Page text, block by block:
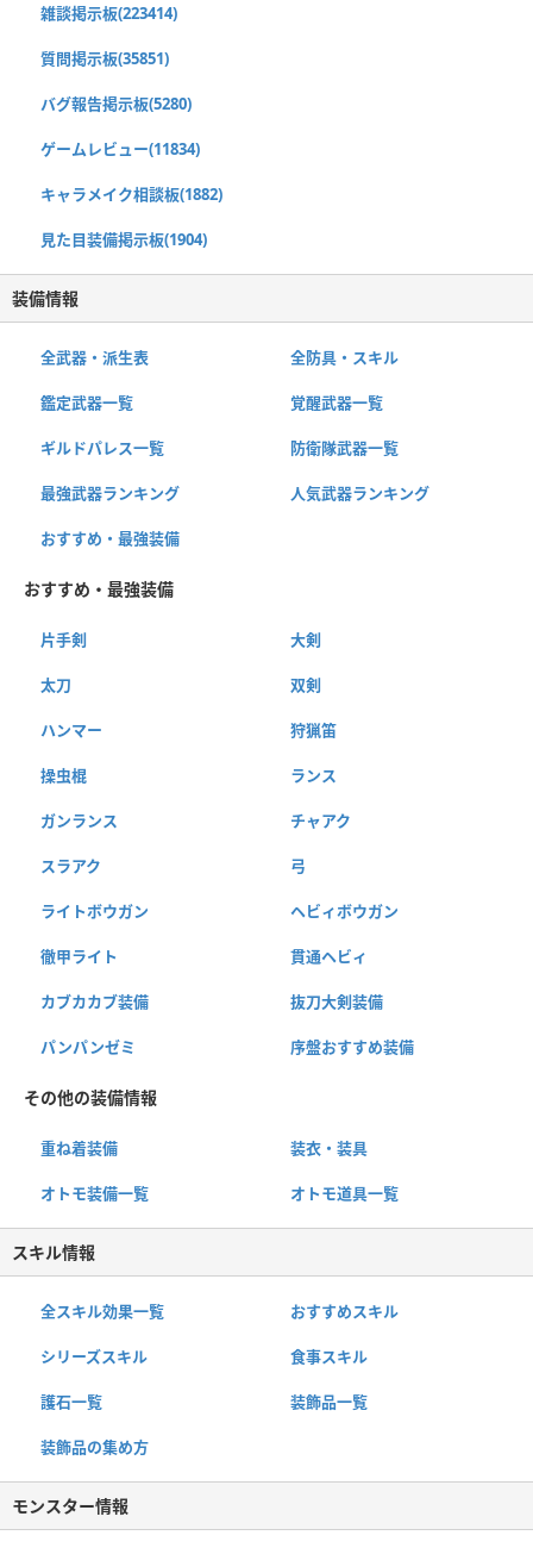
雑談掲示板(223414)
質問掲示板(35851)
バグ報告掲示板(5280)
ゲームレビュー(11834)
キャラメイク相談板(1882)
見た目装備掲示板(1904)
装備情報
全武器・派生表 全防具・スキル
鑑定武器一覧 覚醒武器一覧
ギルドパレス一覧 防衛隊武器一覧
最強武器ランキング 人気武器ランキング
おすすめ・最強装備
おすすめ・最強装備
片手剣 大剣
太刀 双剣
ハンマー 狩猟笛
操虫棍 ランス
ガンランス チャアク
スラアク 弓
ライトボウガン ヘビィボウガン
徹甲ライト 貫通ヘビィ
カブカカブ装備 抜刀大剣装備
パンパンゼミ 序盤おすすめ装備
その他の装備情報
重ね着装備 装衣・装具
オトモ装備一覧 オトモ道具一覧
スキル情報
全スキル効果一覧 おすすめスキル
シリーズスキル 食事スキル
護石一覧 装飾品一覧
装飾品の集め方
モンスター情報